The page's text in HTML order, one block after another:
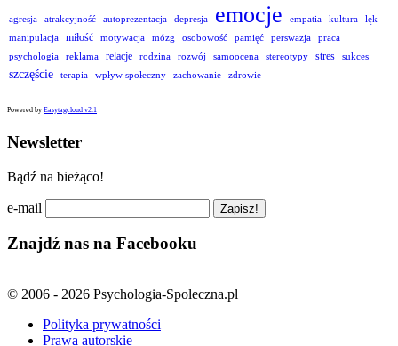
agresja atrakcyjność autoprezentacja depresja emocje empatia kultura
lęk
manipulacja
miłość motywacja mózg osobowość pamięć perswazja
praca
psychologia
reklama relacje rodzina rozwój samoocena stereotypy stres sukces
szczęście terapia wpływ społeczny zachowanie zdrowie
Powered by Easytagcloud v2.1
Newsletter
Bądź na bieżąco!
e-mail
Znajdź nas na Facebooku
© 2006 - 2026 Psychologia-Spoleczna.pl
Polityka prywatności
Prawa autorskie